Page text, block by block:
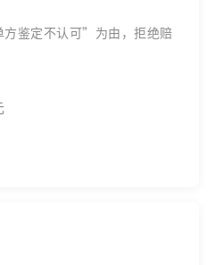
鉴定不认可”为由，拒绝赔